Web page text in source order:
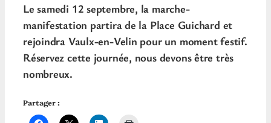
Le samedi 12 septembre, la marche-
manifestation partira de la Place Guichard et
rejoindra Vaulx-en-Velin pour un moment festif.
Réservez cette journée, nous devons être très
nombreux.
Partager :